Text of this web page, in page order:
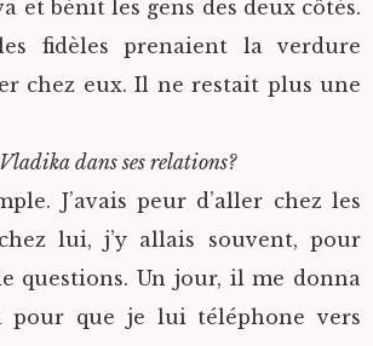
et bénit les gens des deux côtés.
fidèles prenaient la verdure
chez eux. Il ne restait plus une
dans ses relations?
J’avais peur d’aller chez les
lui, j’y allais souvent, pour
questions. Un jour, il me donna
pour que je lui téléphone vers